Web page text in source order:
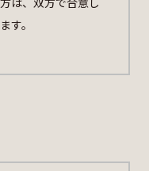
す。